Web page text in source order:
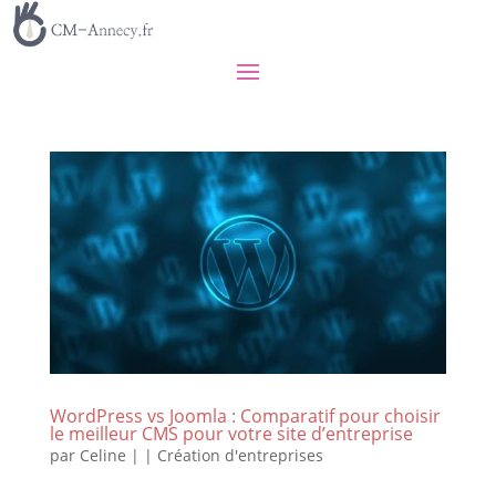
WordPress vs Joomla : Comparatif pour choisir
le meilleur CMS pour votre site d’entreprise
par Celine | | Création d'entreprises